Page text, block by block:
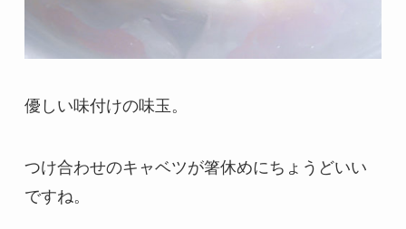
優しい味付けの味玉。
つけ合わせのキャベツが箸休めにちょうどいい
ですね。